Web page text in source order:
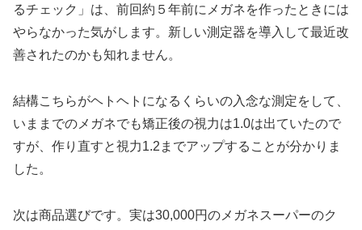
るチェック」は、前回約５年前にメガネを作ったときには
やらなかった気がします。新しい測定器を導入して最近改
善されたのかも知れません。
結構こちらがヘトヘトになるくらいの入念な測定をして、
いままでのメガネでも矯正後の視力は1.0は出ていたので
すが、作り直すと視力1.2までアップすることが分かりま
した。
次は商品選びです。実は30,000円のメガネスーパーのク